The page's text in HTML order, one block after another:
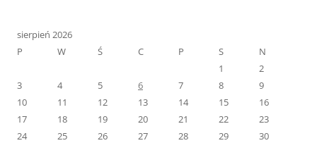
sierpień 2026
P
W Ś C P S
N
1
2
3
4 5 6 7 8
9
10
11 12 13 14 15
16
17
18 19 20 21 22
23
24
25 26 27 28 29
30